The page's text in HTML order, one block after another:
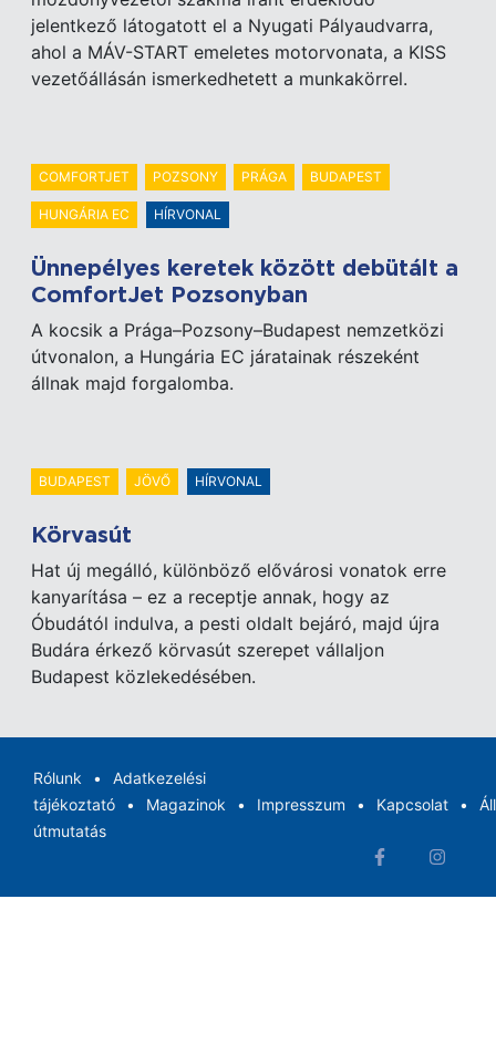
jelentkező látogatott el a Nyugati Pályaudvarra,
ahol a MÁV-START emeletes motorvonata, a KISS
vezetőállásán ismerkedhetett a munkakörrel.
COMFORTJET POZSONY PRÁGA BUDAPEST
HUNGÁRIA EC HÍRVONAL
Ünnepélyes keretek között debütált a
ComfortJet Pozsonyban
A kocsik a Prága–Pozsony–Budapest nemzetközi
útvonalon, a Hungária EC járatainak részeként
állnak majd forgalomba.
BUDAPEST JÖVŐ HÍRVONAL
Körvasút
Hat új megálló, különböző elővárosi vonatok erre
kanyarítása – ez a receptje annak, hogy az
Óbudától indulva, a pesti oldalt bejáró, majd újra
Budára érkező körvasút szerepet vállaljon
Budapest közlekedésében.
Rólunk
Adatkezelési
tájékoztató
Magazinok Impresszum Kapcsolat
útmutatás